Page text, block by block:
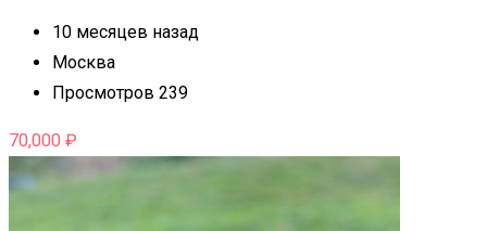
10 месяцев назад
Москва
Просмотров 239
70,000 ₽